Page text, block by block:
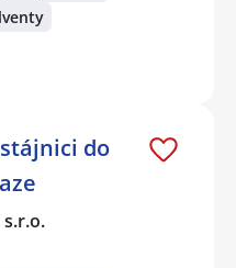
do